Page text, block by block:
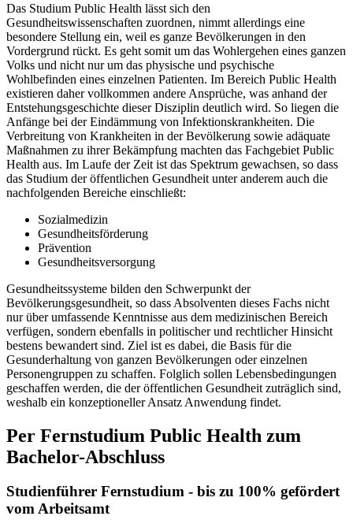
Das Studium Public Health lässt sich den
Gesundheitswissenschaften zuordnen, nimmt allerdings eine
besondere Stellung ein, weil es ganze Bevölkerungen in den
Vordergrund rückt. Es geht somit um das Wohlergehen eines ganzen
Volks und nicht nur um das physische und psychische
Wohlbefinden eines einzelnen Patienten. Im Bereich Public Health
existieren daher vollkommen andere Ansprüche, was anhand der
Entstehungsgeschichte dieser Disziplin deutlich wird. So liegen die
Anfänge bei der Eindämmung von Infektionskrankheiten. Die
Verbreitung von Krankheiten in der Bevölkerung sowie adäquate
Maßnahmen zu ihrer Bekämpfung machten das Fachgebiet Public
Health aus. Im Laufe der Zeit ist das Spektrum gewachsen, so dass
das Studium der öffentlichen Gesundheit unter anderem auch die
nachfolgenden Bereiche einschließt:
Sozialmedizin
Gesundheitsförderung
Prävention
Gesundheitsversorgung
Gesundheitssysteme bilden den Schwerpunkt der
Bevölkerungsgesundheit, so dass Absolventen dieses Fachs nicht
nur über umfassende Kenntnisse aus dem medizinischen Bereich
verfügen, sondern ebenfalls in politischer und rechtlicher Hinsicht
bestens bewandert sind. Ziel ist es dabei, die Basis für die
Gesunderhaltung von ganzen Bevölkerungen oder einzelnen
Personengruppen zu schaffen. Folglich sollen Lebensbedingungen
geschaffen werden, die der öffentlichen Gesundheit zuträglich sind,
weshalb ein konzeptioneller Ansatz Anwendung findet.
Per Fernstudium Public Health zum
Bachelor-Abschluss
Studienführer Fernstudium - bis zu 100% gefördert
vom Arbeitsamt